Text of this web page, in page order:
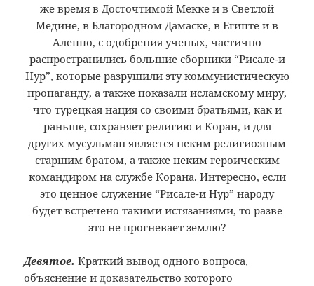
же время в Досточтимой Мекке и в Светлой
Медине, в Благородном Дамаске, в Египте и в
Алеппо, с одобрения ученых, частично
распространились большие сборники “Рисале-и
Нур”, которые разрушили эту коммунистическую
пропаганду, а также показали исламскому миру,
что турецкая нация со своими братьями, как и
раньше, сохраняет религию и Коран, и для
других мусульман является неким религиозным
старшим братом, а также неким героическим
командиром на службе Корана. Интересно, если
это ценное служение “Рисале-и Нур” народу
будет встречено такими истязаниями, то разве
это не прогневает землю?
Девятое. Краткий вывод одного вопроса,
объяснение и доказательство которого